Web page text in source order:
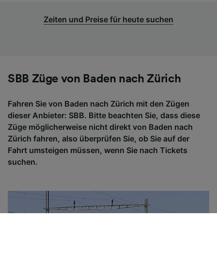
Zeiten und Preise für heute suchen
SBB Züge von Baden nach Zürich
Fahren Sie von Baden nach Zürich mit den Zügen
dieser Anbieter: SBB. Bitte beachten Sie, dass diese
Züge möglicherweise nicht direkt von Baden nach
Zürich fahren, also überprüfen Sie, ob Sie auf der
Fahrt umsteigen müssen, wenn Sie nach Tickets
suchen.